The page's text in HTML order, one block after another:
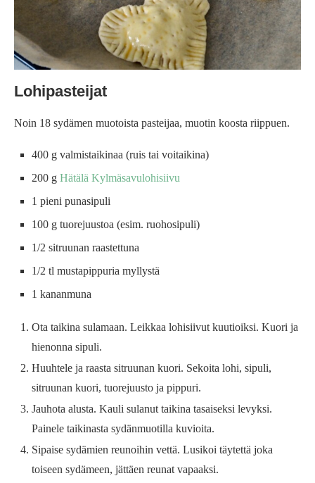
Lohipasteijat
Noin 18 sydämen muotoista pasteijaa, muotin koosta riippuen.
400 g valmistaikinaa (ruis tai voitaikina)
200 g Hätälä Kylmäsavulohisiivu
1 pieni punasipuli
100 g tuorejuustoa (esim. ruohosipuli)
1/2 sitruunan raastettuna
1/2 tl mustapippuria myllystä
1 kananmuna
Ota taikina sulamaan. Leikkaa lohisiivut kuutioiksi. Kuori ja
hienonna sipuli.
Huuhtele ja raasta sitruunan kuori. Sekoita lohi, sipuli,
sitruunan kuori, tuorejuusto ja pippuri.
Jauhota alusta. Kauli sulanut taikina tasaiseksi levyksi.
Painele taikinasta sydänmuotilla kuvioita.
Sipaise sydämien reunoihin vettä. Lusikoi täytettä joka
toiseen sydämeen, jättäen reunat vapaaksi.